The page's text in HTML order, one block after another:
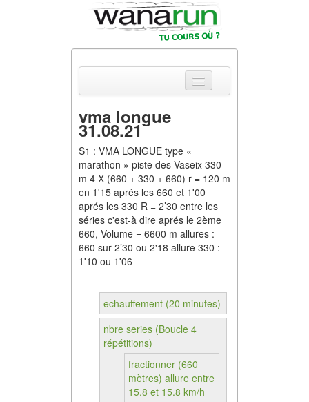
Actualités
Equipements & Tests
Parcours & Courses
Outils & Réseaux
vma longue
31.08.21
S1 : VMA LONGUE type «
marathon » piste des Vaseix 330
m 4 X (660 + 330 + 660) r = 120 m
en 1'15 aprés les 660 et 1'00
aprés les 330 R = 2’30 entre les
séries c'est-à dire aprés le 2ème
660, Volume = 6600 m allures :
660 sur 2’30 ou 2'18 allure 330 :
1'10 ou 1'06
echauffement (20 minutes)
nbre series (Boucle 4
répétitions)
fractionner (660
mètres) allure entre
15.8 et 15.8 km/h